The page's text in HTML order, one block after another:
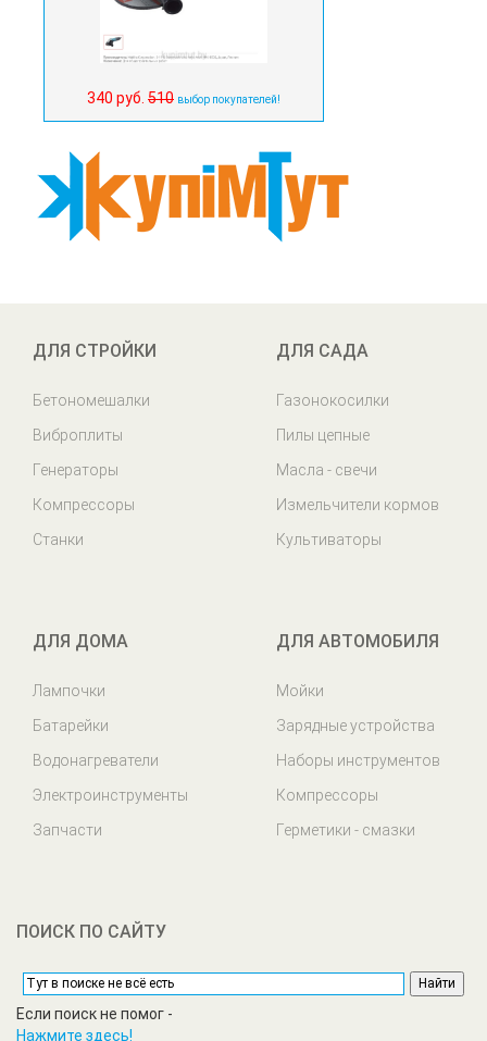
340 руб. 510 выбор покупателей!
ДЛЯ СТРОЙКИ
Бетономешалки
Виброплиты
Генераторы
Компрессоры
Станки
ДЛЯ САДА
Газонокосилки
Пилы цепные
Масла - свечи
Измельчители кормов
Культиваторы
ДЛЯ ДОМА
Лампочки
Батарейки
Водонагреватели
Электроинструменты
Запчасти
ДЛЯ АВТОМОБИЛЯ
Мойки
Зарядные устройства
Наборы инструментов
Компрессоры
Герметики - смазки
ПОИСК ПО САЙТУ
Если поиск не помог -
Нажмите здесь!